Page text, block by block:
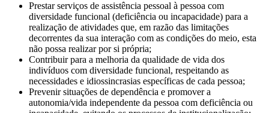
Prestar serviços de assistência pessoal à pessoa com
diversidade funcional (deficiência ou incapacidade) para a
realização de atividades que, em razão das limitações
decorrentes da sua interação com as condições do meio, esta
não possa realizar por si própria;
Contribuir para a melhoria da qualidade de vida dos
indivíduos com diversidade funcional, respeitando as
necessidades e idiossincrasias específicas de cada pessoa;
Prevenir situações de dependência e promover a
autonomia/vida independente da pessoa com deficiência ou